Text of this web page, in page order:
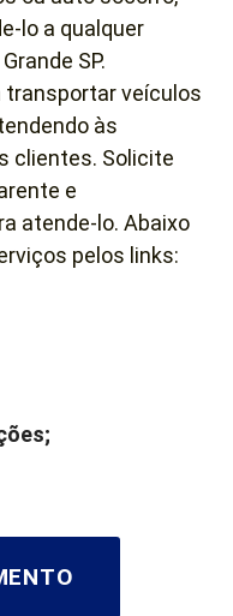
lo a qualquer
SP.
transportar veículos
às
clientes. Solicite
e
atende-lo. Abaixo
pelos links: